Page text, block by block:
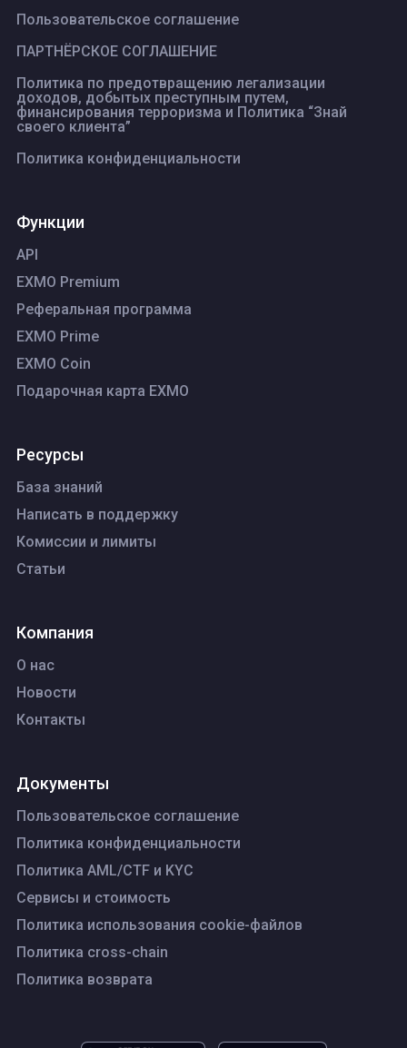
Пользовательское соглашение
ПАРТНЁРСКОЕ СОГЛАШЕНИЕ
Политика по предотвращению легализации
доходов, добытых преступным путем,
финансирования терроризма и Политика “Знай
своего клиента”
Политика конфиденциальности
Функции
API
EXMO Premium
Реферальная программа
EXMO Prime
EXMO Coin
Подарочная карта EXMO
Ресурсы
База знаний
Написать в поддержку
Комиссии и лимиты
Статьи
Компания
О нас
Новости
Контакты
Документы
Пользовательское соглашение
Политика конфиденциальности
Политика AML/CTF и KYC
Сервисы и стоимость
Политика использования cookie-файлов
Политика cross-chain
Политика возврата